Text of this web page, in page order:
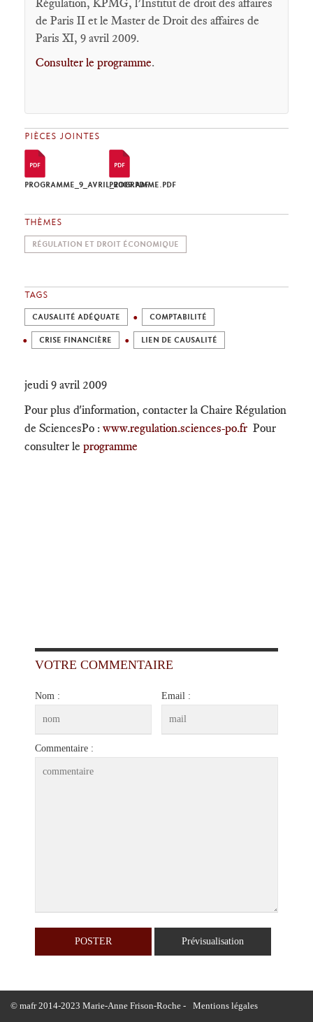
Régulation, KPMG, l’Institut de droit des affaires
de Paris II et le Master de Droit des affaires de
Paris XI, 9 avril 2009.
Consulter le programme.
PIÈCES JOINTES
PROGRAMME_9_AVRIL_2009.PDF
PROGRAMME.PDF
THÈMES
RÉGULATION ET DROIT ÉCONOMIQUE
TAGS
CAUSALITÉ ADÉQUATE COMPTABILITÉ
CRISE FINANCIÈRE LIEN DE CAUSALITÉ
jeudi 9 avril 2009
Pour plus d'information, contacter la Chaire Régulation
de SciencesPo : www.regulation.sciences-po.fr Pour
consulter le programme
VOTRE COMMENTAIRE
Nom : Email :
Commentaire :
© mafr 2014-2023 Marie-Anne Frison-Roche - Mentions légales